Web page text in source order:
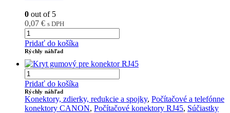
0 out of 5
0,07 € s DPH
Pridať do košíka
Rýchly náhľad
Pridať do košíka
Rýchly náhľad
Konektory, zdierky, redukcie a spojky, Počítačové a telefónne
konektory CANON, Počítačové konektory RJ45, Súčiastky